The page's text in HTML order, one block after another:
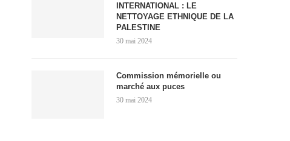
INTERNATIONAL : LE
NETTOYAGE ETHNIQUE DE LA
PALESTINE
30 mai 2024
Commission mémorielle ou
marché aux puces
30 mai 2024